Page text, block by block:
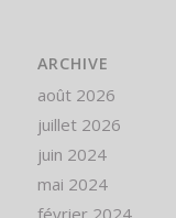
ARCHIVE
août 2026
juillet 2026
juin 2024
mai 2024
février 2024